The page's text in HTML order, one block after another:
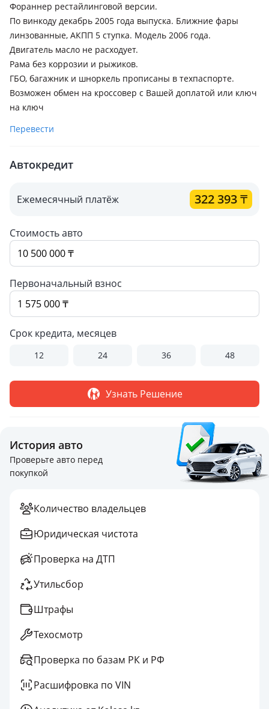
Фораннер рестайлинговой версии.
По винкоду декабрь 2005 года выпуска. Ближние фары
линзованные, АКПП 5 ступка. Модель 2006 года.
Двигатель масло не расходует.
Рама без коррозии и рыжиков.
ГБО, багажник и шноркель прописаны в техпаспорте.
Возможен обмен на кроссовер с Вашей доплатой или ключ
на ключ
Перевести
Автокредит
Ежемесячный платёж 322 393₸
Стоимость авто
Первоначальный взнос
Срок кредита, месяцев
12 24 36 48
Узнать Решение
История авто
Проверьте авто перед
покупкой
Количество владельцев
Юридическая чистота
Проверка на ДТП
Утильсбор
Штрафы
Техосмотр
Проверка по базам РК и РФ
Расшифровка по VIN